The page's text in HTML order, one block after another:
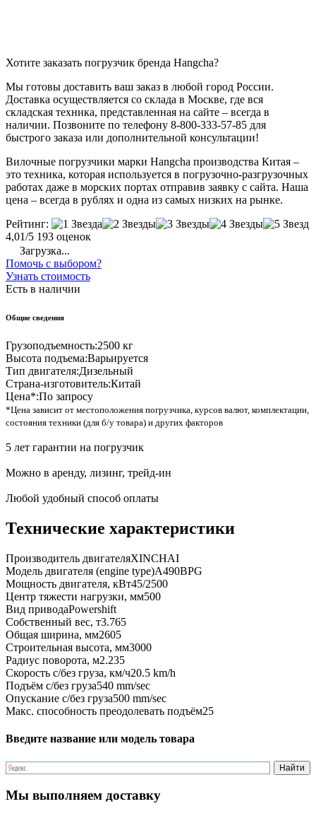
Хотите заказать погрузчик бренда Hangcha?
Мы готовы доставить ваш заказ в любой город России.
Доставка осуществляется со склада в Москве, где вся
складская техника, представленная на сайте – всегда в
наличии. Позвоните по телефону 8-800-333-57-85 для
быстрого заказа или дополнительной консультации!
Вилочные погрузчики марки Hangcha производства Китая –
это техника, которая используется в погрузочно-разгрузочных
работах даже в морских портах отправив заявку с сайта. Наша
цена – всегда в рублях и одна из самых низких на рынке.
Рейтинг:
4,01/5 193 оценок
Загрузка...
Помочь с выбором?
Узнать стоимость
Есть в наличии
Общие сведения
Грузоподъемность:2500 кг
Высота подъема:Варьируется
Тип двигателя:Дизельный
Страна-изготовитель:Китай
Цена*:По запросу
*Цена зависит от местоположения погрузчика, курсов валют, комплектации,
состояния техники (для б/у товара) и других факторов
5 лет гарантии на погрузчик
Можно в аренду, лизинг, трейд-ин
Любой удобный способ оплаты
Технические характеристики
Производитель двигателяXINCHAI
Модель двигателя (engine type)A490BPG
Мощность двигателя, кВт45/2500
Центр тяжести нагрузки, мм500
Вид приводаPowershift
Собственный вес, т3.765
Общая ширина, мм2605
Строительная высота, мм3000
Радиус поворота, м2.235
Скорость с/без груза, км/ч20.5 km/h
Подъём с/без груза540 mm/sec
Опускание с/без груза500 mm/sec
Макс. способность преодолевать подъём25
Введите название или модель товара
Мы выполняем доставку